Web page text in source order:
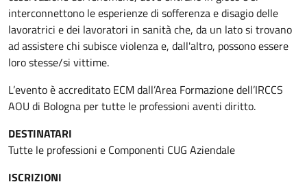
interconnettono le esperienze di sofferenza e disagio delle
lavoratrici e dei lavoratori in sanità che, da un lato si trovano
ad assistere chi subisce violenza e, dall'altro, possono essere
loro stesse/si vittime.
L’evento è accreditato ECM dall’Area Formazione dell’IRCCS
AOU di Bologna per tutte le professioni aventi diritto.
DESTINATARI
Tutte le professioni e Componenti CUG Aziendale
ISCRIZIONI